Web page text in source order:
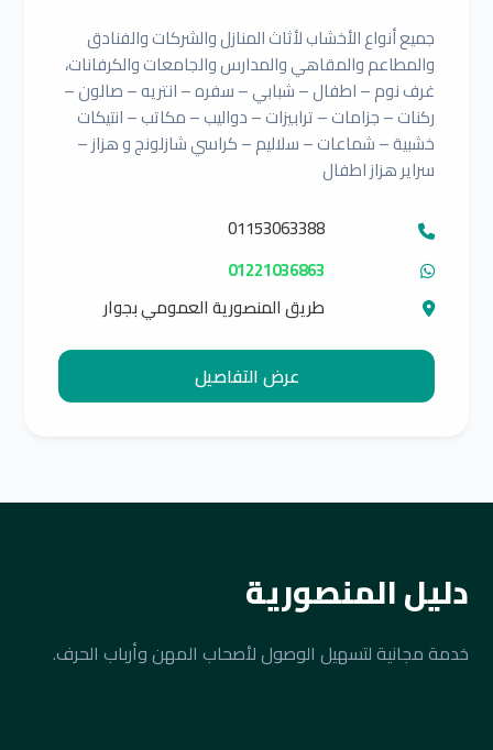
جميع أنواع الأخشاب لأثاث المنازل والشركات والفنادق
والمطاعم والمقاهي والمدارس والجامعات والكرفانات،
غرف نوم – اطفال – شبابي – سفره – انتريه – صالون –
ركنات – جزامات – ترابيزات – دواليب – مكاتب – انتيكات
خشبية – شماعات – سلاليم – كراسي شازلونج و هزاز –
سراير هزاز اطفال
01153063388
01221036863
طريق المنصورية العمومي بجوار
عرض التفاصيل
دليل المنصورية
خدمة مجانية لتسهيل الوصول لأصحاب المهن وأرباب الحرف.